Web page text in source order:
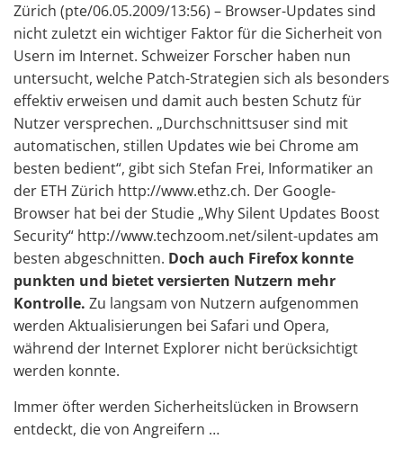
Zürich (pte/06.05.2009/13:56) – Browser-Updates sind
nicht zuletzt ein wichtiger Faktor für die Sicherheit von
Usern im Internet. Schweizer Forscher haben nun
untersucht, welche Patch-Strategien sich als besonders
effektiv erweisen und damit auch besten Schutz für
Nutzer versprechen. „Durchschnittsuser sind mit
automatischen, stillen Updates wie bei Chrome am
besten bedient“, gibt sich Stefan Frei, Informatiker an
der ETH Zürich http://www.ethz.ch. Der Google-
Browser hat bei der Studie „Why Silent Updates Boost
Security“ http://www.techzoom.net/silent-updates am
besten abgeschnitten. Doch auch Firefox konnte
punkten und bietet versierten Nutzern mehr
Kontrolle. Zu langsam von Nutzern aufgenommen
werden Aktualisierungen bei Safari und Opera,
während der Internet Explorer nicht berücksichtigt
werden konnte.
Immer öfter werden Sicherheitslücken in Browsern
entdeckt, die von Angreifern …